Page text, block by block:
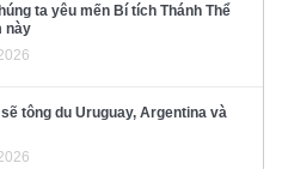
ta yêu mến Bí tích Thánh Thể
này
tông du Uruguay, Argentina và